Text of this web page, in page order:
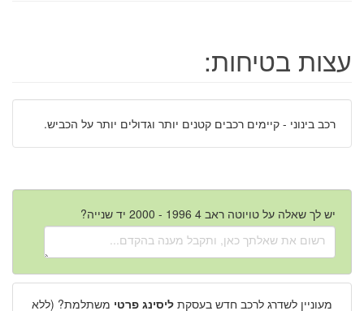
עצות בטיחות:
רכב בינוני - קיימים רכבים קטנים יותר וגדולים יותר על הכביש.
יש לך שאלה על טויוטה ראב 4 1996 - 2000 יד שנייה?
מעוניין לשדרג לרכב חדש בעסקת ליסינג פרטי משתלמת? (ללא